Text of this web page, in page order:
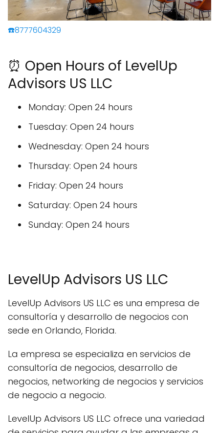
☎️8777604329
⏰ Open Hours of LevelUp
Advisors US LLC
Monday: Open 24 hours
Tuesday: Open 24 hours
Wednesday: Open 24 hours
Thursday: Open 24 hours
Friday: Open 24 hours
Saturday: Open 24 hours
Sunday: Open 24 hours
LevelUp Advisors US LLC
LevelUp Advisors US LLC es una empresa de
consultoría y desarrollo de negocios con
sede en Orlando, Florida.
La empresa se especializa en servicios de
consultoría de negocios, desarrollo de
negocios, networking de negocios y servicios
de negocio a negocio.
LevelUp Advisors US LLC ofrece una variedad